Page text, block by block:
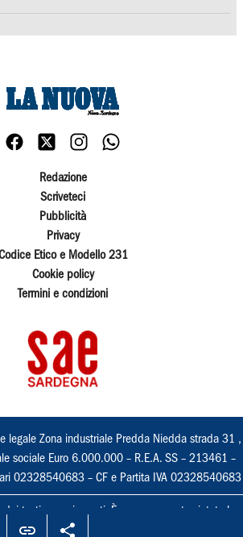
Redazione
Scriveteci
Pubblicità
Privacy
Etico e Modello 231
Cookie policy
Termini e condizioni
legale Zona industriale Predda Niedda strada 31 ,
sociale Euro 6.000.000 – R.E.A. SS – 213461 –
02328540683 – CF e Partita IVA 02328540683
testi sono riservati. È espressamente vietata la
mezzo e l'adattamento totale o parziale.